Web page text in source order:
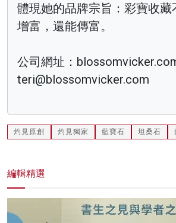
體現她的品牌宗旨：彩寶收藏
增富，還能傳富。
公司網址：
teri@blossomvicker.com
灼見原創 灼見獨家 藍寶石 坦桑石
編輯精選